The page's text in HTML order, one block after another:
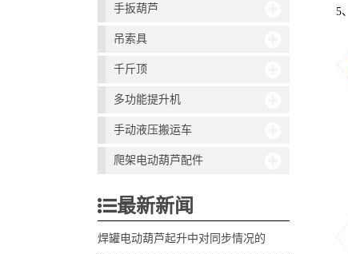
手扳葫芦
吊索具
千斤顶
多功能提升机
手动液压搬运车
爬架电动葫芦配件
最新新闻
焊罐电动葫芦起升中对同步情况的
5